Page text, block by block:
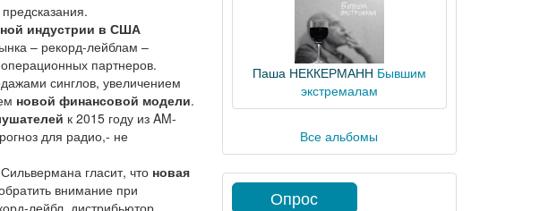
индустрии в США
– рекорд-лейблам –
партнеров.
синглов, увеличением
новой финансовой модели.
к 2015 году из AM-
для радио,- не
гласит, что новая
внимание при
лейбл, дистрибьютор,
Паша НЕККЕРМАНН Бывшим
экстремалам
Все альбомы
Опрос